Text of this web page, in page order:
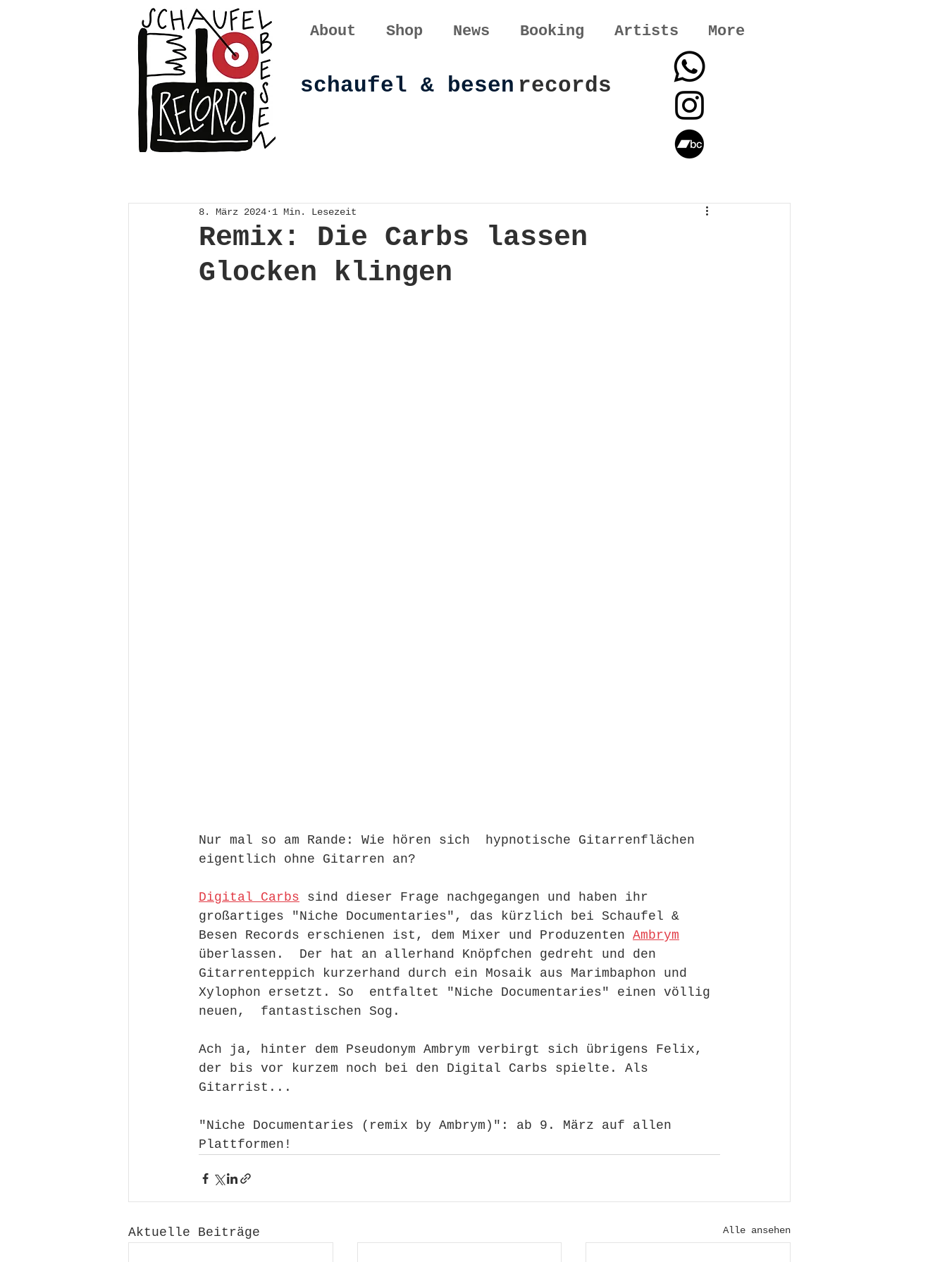
About Shop News Booking Artists More
records
schaufel & besen
Remix: Die Carbs lassen
Glocken klingen
8. März 2024 1 Min. Lesezeit
Nur mal so am Rande: Wie hören sich  hypnotische Gitarrenflächen
eigentlich ohne Gitarren an?
Digital Carbs sind dieser Frage nachgegangen und haben ihr
großartiges "Niche Documentaries", das kürzlich bei Schaufel &
Besen Records erschienen ist, dem Mixer und Produzenten Ambrym
überlassen.  Der hat an allerhand Knöpfchen gedreht und den
Gitarrenteppich kurzerhand durch ein Mosaik aus Marimbaphon und
Xylophon ersetzt. So  entfaltet "Niche Documentaries" einen völlig
neuen,  fantastischen Sog.
Ach ja, hinter dem Pseudonym Ambrym verbirgt sich übrigens Felix,
der bis vor kurzem noch bei den Digital Carbs spielte. Als
Gitarrist...
"Niche Documentaries (remix by Ambrym)": ab 9. März auf allen
Plattformen!
Aktuelle Beiträge Alle ansehen